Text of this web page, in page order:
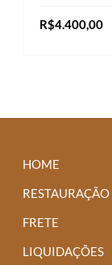
R$4.400,00
HOME
RESTAURAÇÃO
FRETE
LIQUIDAÇÕES